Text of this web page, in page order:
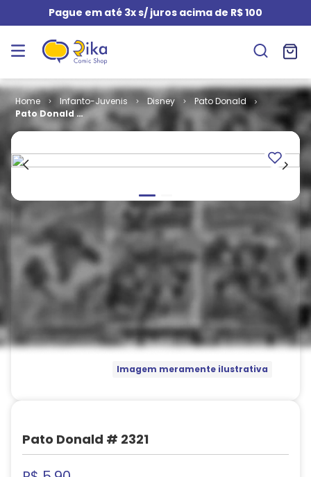
Pague em até 3x s/ juros acima de R$ 100
Infanto-Juvenis Disney
Pato Donald
Pato Donald #
2321
Imagem meramente ilustrativa
Pato Donald # 2321